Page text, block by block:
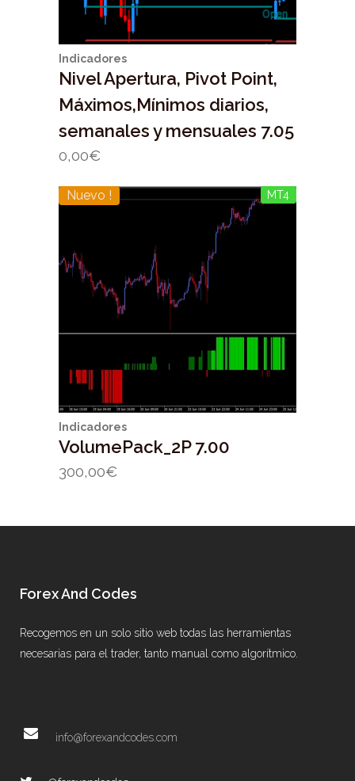
Indicadores
Nivel Apertura, Pivot Point,
Máximos,Mínimos diarios,
semanales y mensuales 7.05
0,00€
Nuevo ! MT4
Indicadores
VolumePack_2P 7.00
300,00€
Forex And Codes
Recogemos en un solo sitio web todas las herramientas
necesarias para el trader, tanto manual como algorítmico.
info@forexandcodes.com